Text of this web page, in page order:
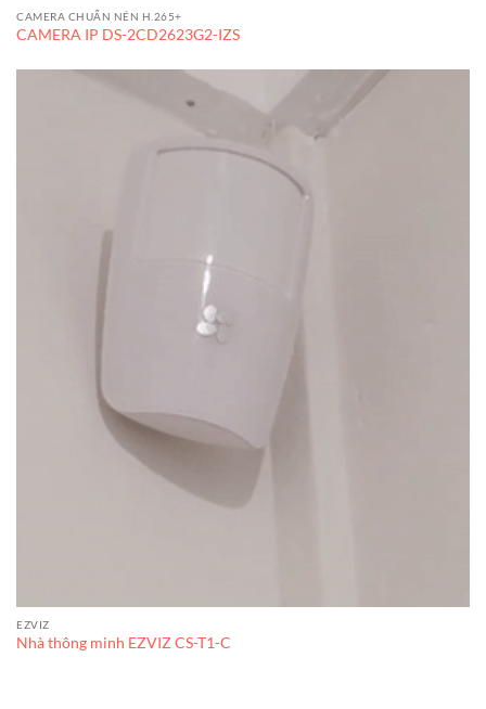
CAMERA CHUẨN NÉN H.265+
CAMERA IP DS-2CD2623G2-IZS
EZVIZ
Nhà thông minh EZVIZ CS-T1-C